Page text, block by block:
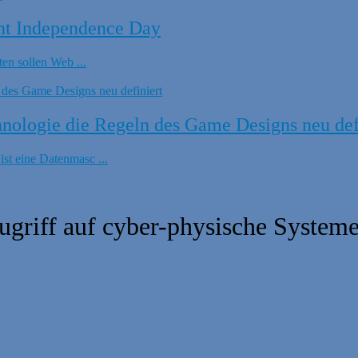
Independence Day
sollen Web ...
die Regeln des Game Designs neu
eine Datenmasc ...
auf cyber-physische Systeme